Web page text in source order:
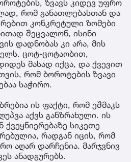
ზვავს კიდევ უფრო
რომ განათლებასთან და
კონკრეტული ზომები
შეცვალონ, ისინი
დადნობას კი არა, მის
ცოტ-ცოტაობით,
მასად იქცა, და ქვევით
რომ ბოროტების ზვავი
საჭირო.
ის ფაქტი, რომ ეშმაკს
აქვს განზრახული. ის
სიკეთე
რადგან იცის, რომ
აღარ დარჩენია. მარჯვნივ
ანადგურებს.